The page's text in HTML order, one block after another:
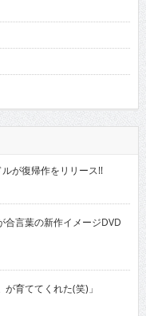
が復帰作をリリース!!
言葉の新作イメージDVD
育ててくれた(笑)」